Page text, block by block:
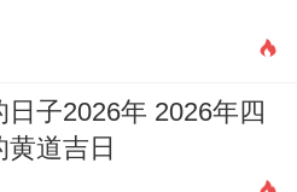
子2026年 2026年四
道吉日